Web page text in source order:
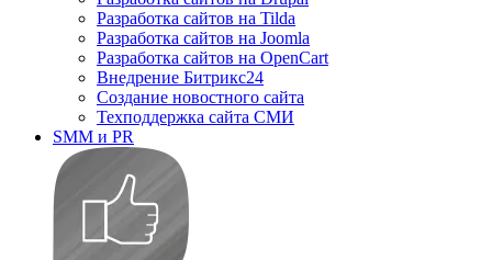
Разработка сайтов на Tilda
Разработка сайтов на Joomla
Разработка сайтов на OpenCart
Внедрение Битрикс24
Создание новостного сайта
Техподдержка сайта СМИ
SMM и PR